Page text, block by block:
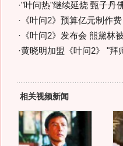
·"叶问热"继续延烧 甄子丹
· 《叶问2》预算亿元制作
· 《叶问2》发布会 熊黛林
·黄晓明加盟《叶问2》 "拜
相关视频新闻